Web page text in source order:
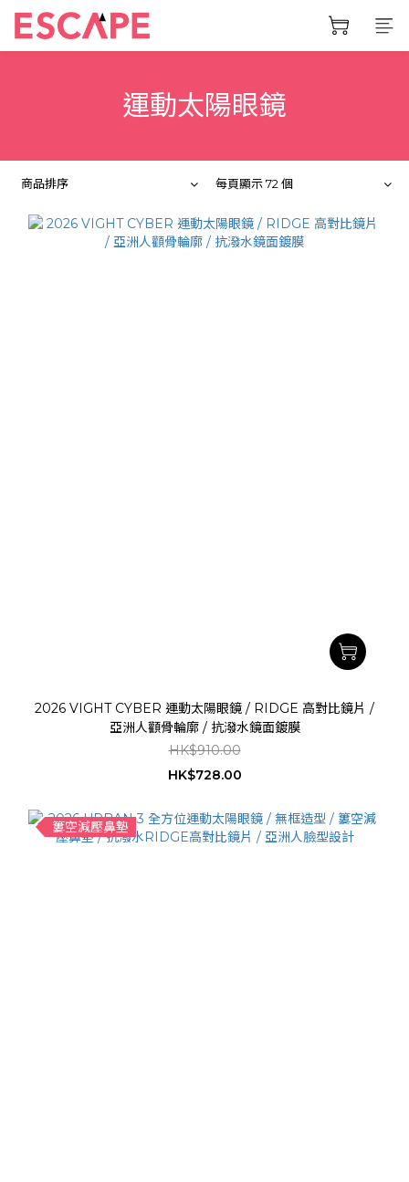
運動太陽眼鏡
商品排序 每頁顯示 72 個
2026 VIGHT CYBER 運動太陽眼鏡 / RIDGE 高對比鏡片 /
亞洲人顴骨輪廓 / 抗潑水鏡面鍍膜
HK$910.00
HK$728.00
簍空減壓鼻墊